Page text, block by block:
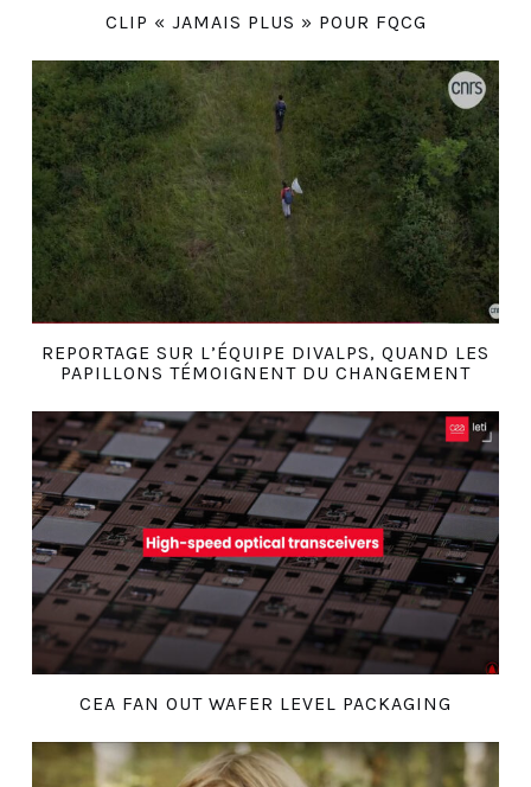
CLIP « JAMAIS PLUS » POUR FQCG
REPORTAGE SUR L’ÉQUIPE DIVALPS, QUAND LES
PAPILLONS TÉMOIGNENT DU CHANGEMENT
CEA FAN OUT WAFER LEVEL PACKAGING